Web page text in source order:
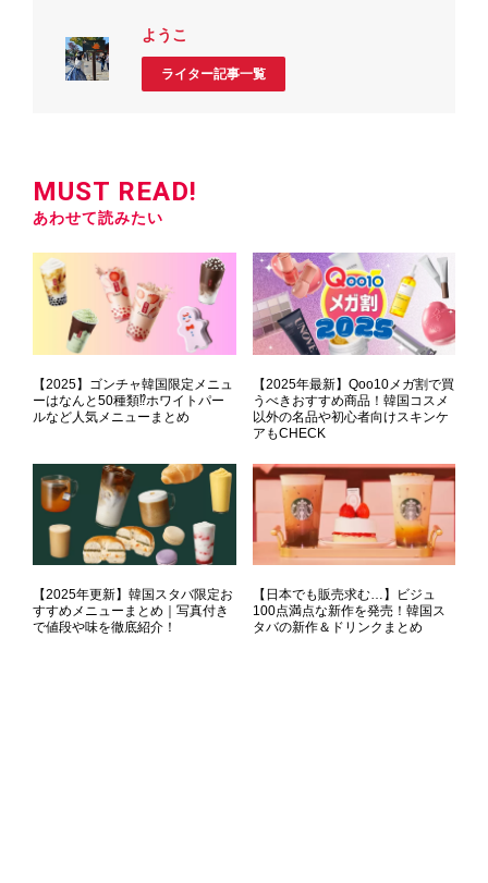
ようこ
ライター記事一覧
MUST READ!
あわせて読みたい
【2025】ゴンチャ韓国限定メニュ
ーはなんと50種類⁉ホワイトパー
ルなど人気メニューまとめ
【2025年最新】Qoo10メガ割で買
うべきおすすめ商品！韓国コスメ
以外の名品や初心者向けスキンケ
アもCHECK
【2025年更新】韓国スタバ限定お
すすめメニューまとめ｜写真付き
で値段や味を徹底紹介！
【日本でも販売求む…】ビジュ
100点満点な新作を発売！韓国ス
タバの新作＆ドリンクまとめ